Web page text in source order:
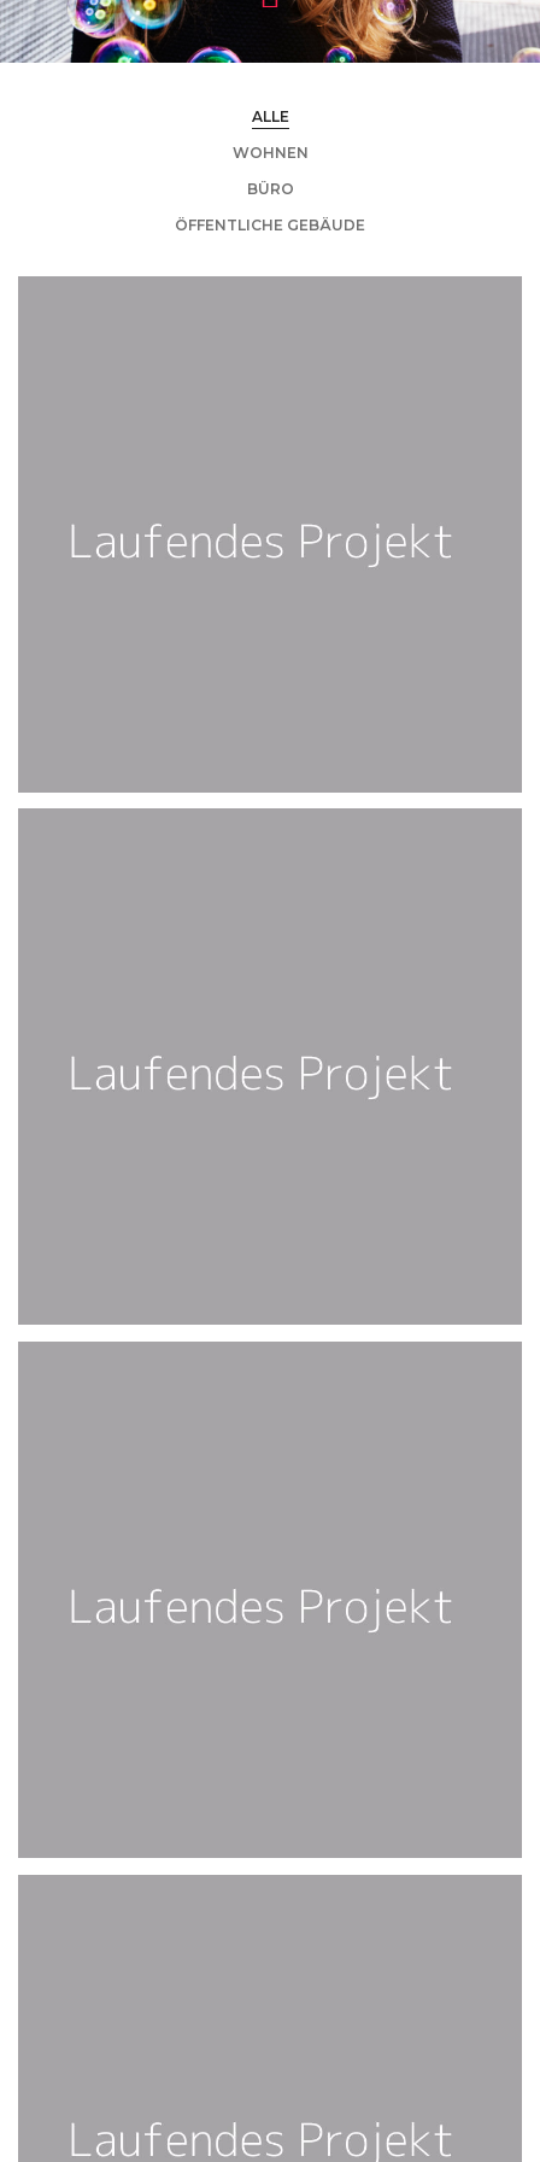
ALLE
WOHNEN
BÜRO
ÖFFENTLICHE GEBÄUDE
FOLGT 2021
PLS, COME BACK :-)
FOLGT 2021
PLS, COME BACK :-)
FOLGT 2021
PLS, COME BACK :-)
FOLGT 2021
PLS, COME BACK :-)